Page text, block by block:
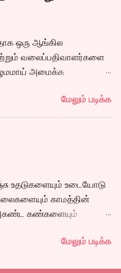
பெரியதாய் கதை ஏதும்
அதிரடி கேரக்டரும்,
கேரக்டரும்,
வெட்டி பேச்சு க...
ஒரு ஆங்கில
வலைப்பதிவாளர்களை
அமைக்க
செய்திருந்தது.
நடத்துவதுதான். இம்முறை
நடத்துபவர்களும்
மேலும் படிக்க
உதடுகளையும் உடையோடு
காமத்தின்
அகண்ட கண்களையும்
செல்லும் பாம்புத்மேலும் படிக்க